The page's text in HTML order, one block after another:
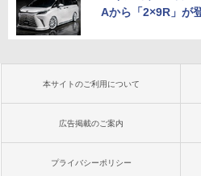
Aから「2×9R」が
本サイトのご利用について
広告掲載のご案内
プライバシーポリシー